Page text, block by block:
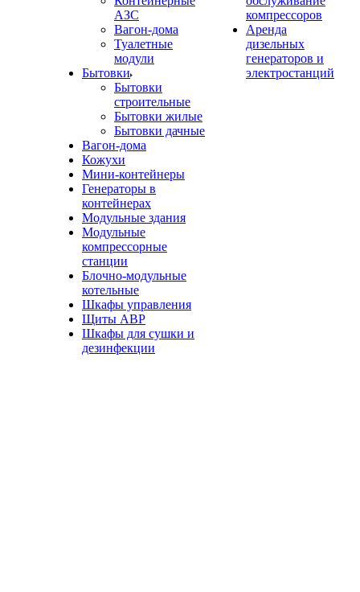
АЗС
Вагон-дома
Туалетные
модули
Бытовки
Бытовки
строительные
Бытовки жилые
Бытовки дачные
Вагон-дома
Кожухи
Мини-контейнеры
Генераторы в
контейнерах
Модульные здания
Модульные
компрессорные
станции
Блочно-модульные
котельные
Шкафы управления
Щиты АВР
Шкафы для сушки и
дезинфекции
компрессоров
Аренда
дизельных
генераторов и
электростанций